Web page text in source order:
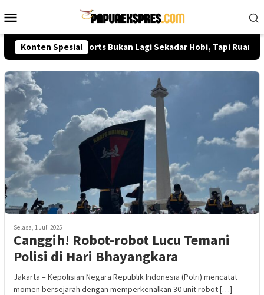
ke
Mobile
Konten Spesial
Prasetyo: E-Sports Bukan Lagi Sekadar Hobi, Tapi Ruang
Selasa, 1 Juli 2025
Canggih! Robot-robot Lucu Temani
Polisi di Hari Bhayangkara
Jakarta – Kepolisian Negara Republik Indonesia (Polri) mencatat
momen bersejarah dengan memperkenalkan 30 unit robot […]